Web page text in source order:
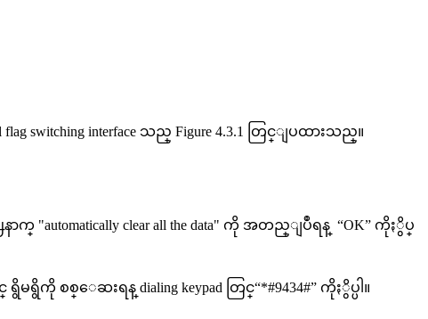
flag switching interface သည္ Figure 4.3.1 တြင္ျပထားသည္။
ာက္ "automatically clear all the data" ကို အတည္ျပဳရန္ “OK” ကိုႏွိပ္
စစ္ေဆးရန္ dialing keypad တြင္“*#9434#” ကိုႏွိပ္ပါ။